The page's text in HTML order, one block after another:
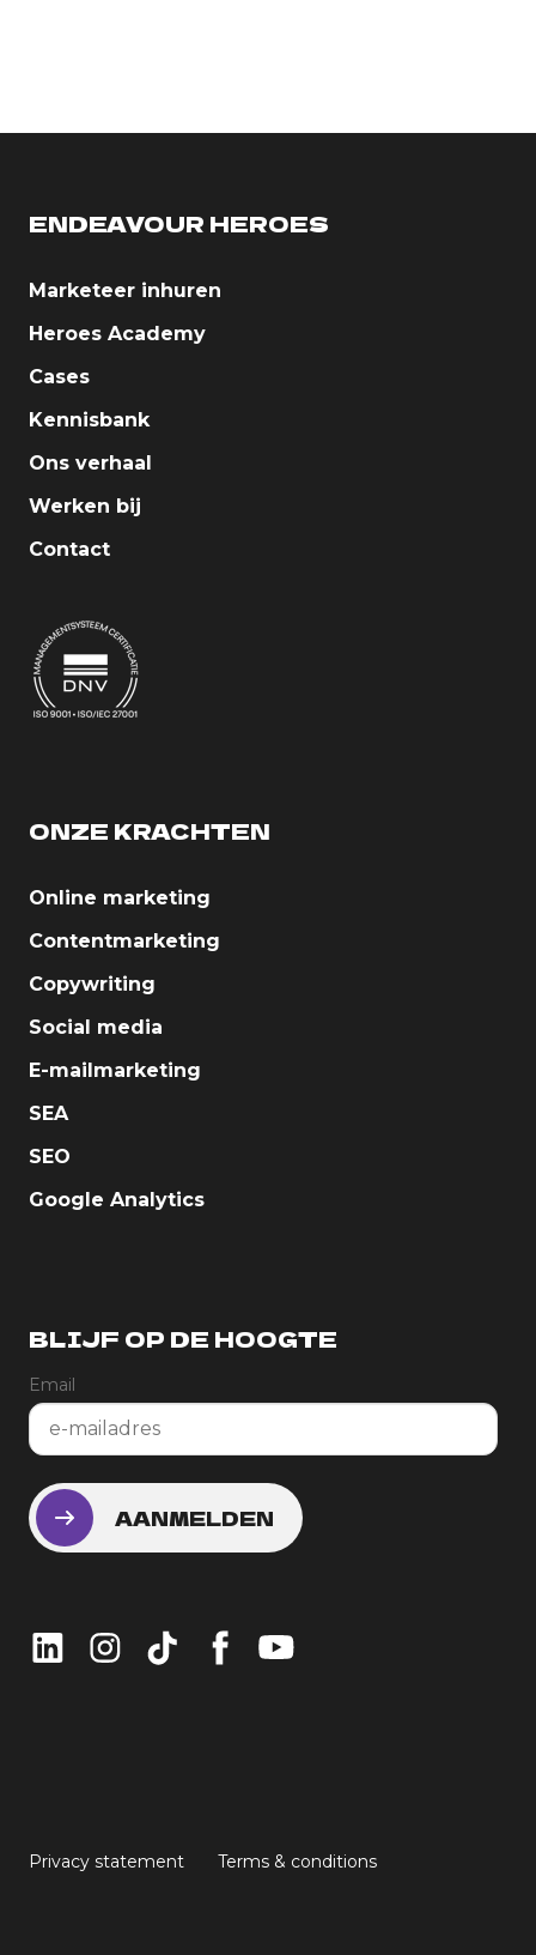
ENDEAVOUR HEROES
Marketeer inhuren
Heroes Academy
Cases
Kennisbank
Ons verhaal
Werken bij
Contact
ONZE KRACHTEN
Online marketing
Contentmarketing
Copywriting
Social media
E-mailmarketing
SEA
SEO
Google Analytics
BLIJF OP DE HOOGTE
Email
Privacy statement Terms & conditions